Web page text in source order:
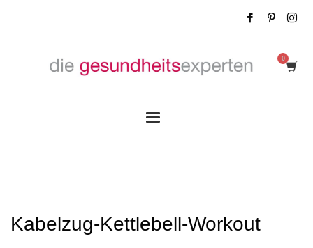
Kabelzug-Kettlebell-Workout